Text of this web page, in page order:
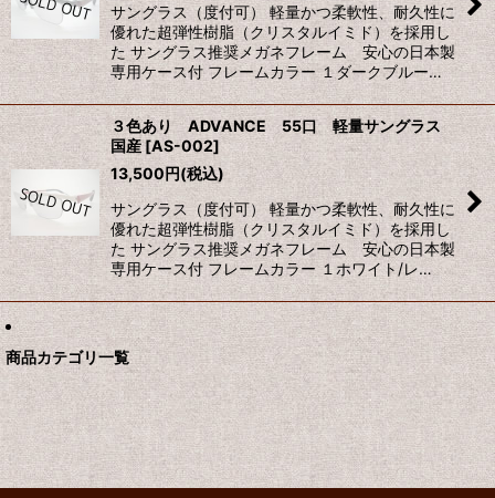
サングラス（度付可） 軽量かつ柔軟性、耐久性に
優れた超弾性樹脂（クリスタルイミド）を採用し
た サングラス推奨メガネフレーム 安心の日本製
専用ケース付 フレームカラー １ダークブルー…
３色あり ADVANCE 55口 軽量サングラス
国産[AS-002]
13,500円(税込)
サングラス（度付可） 軽量かつ柔軟性、耐久性に
優れた超弾性樹脂（クリスタルイミド）を採用し
た サングラス推奨メガネフレーム 安心の日本製
専用ケース付 フレームカラー １ホワイト/レ…
商品カテゴリ一覧